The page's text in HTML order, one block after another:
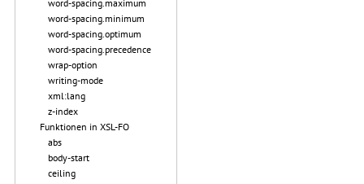
word-spacing.maximum
word-spacing.minimum
word-spacing.optimum
word-spacing.precedence
wrap-option
writing-mode
xml:lang
z-index
Funktionen in XSL-FO
abs
body-start
ceiling